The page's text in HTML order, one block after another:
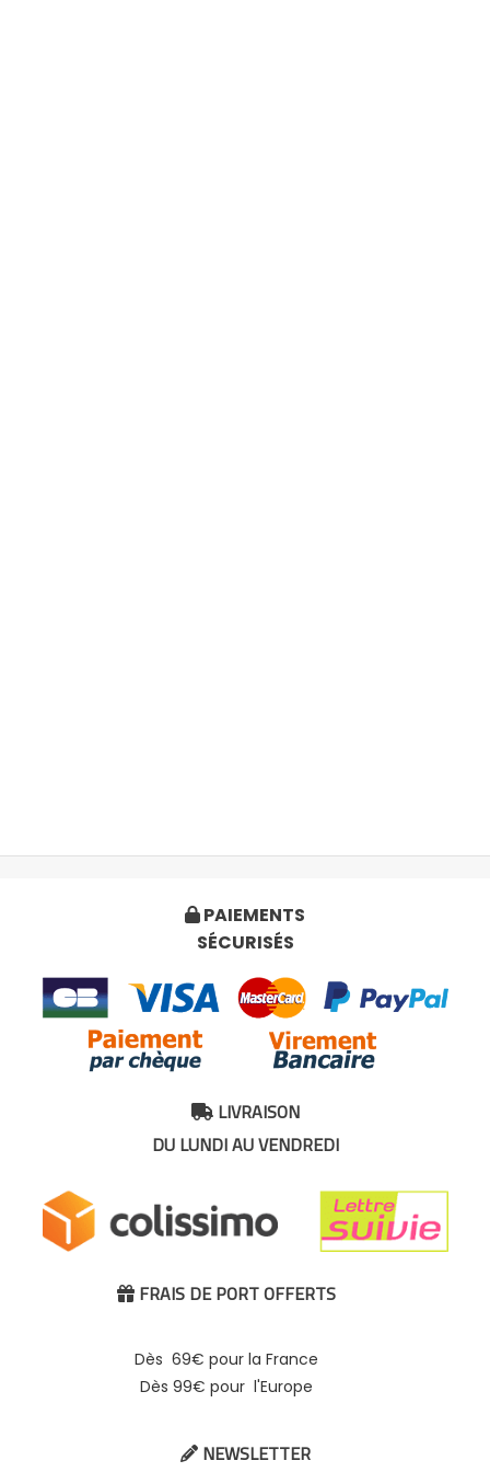
 PAIEMENTS
SÉCURISÉS
LIVRAISON
DU LUNDI AU VENDREDI
 FRAIS DE PORT OFFERTS
Dès 69€ pour la France
Dès 99€ pour l'Europe
NEWSLETTER